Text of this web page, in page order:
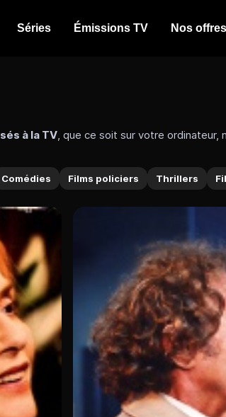
Séries Émissions TV Nos offres
Comédies Films policiers Thrillers
à la TV, que ce soit sur votre
TNT ou bouquets Cinéma.
s'enrichit régulièrement de contenus
de cinéma visionnaire. Des